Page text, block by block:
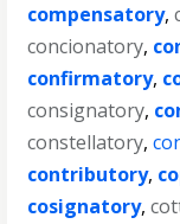
compensatory,
concionatory,
confirmatory,
consignatory,
constellatory,
contributory,
cosignatory,